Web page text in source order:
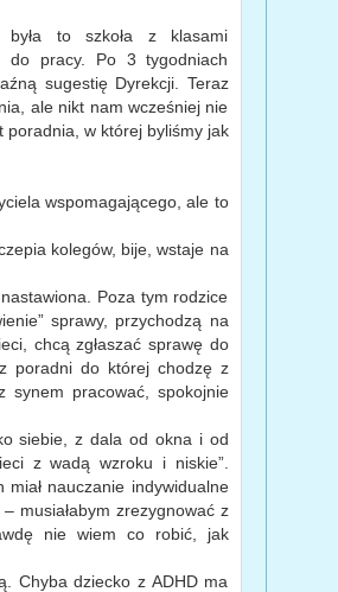
była to szkoła z klasami
do pracy. Po 3 tygodniach
sugestię Dyrekcji. Teraz
ale nikt nam wcześniej nie
poradnia, w której byliśmy jak
wspomagającego, ale to
kolegów, bije, wstaje na
Poza tym rodzice
sprawy, przychodzą na
chcą zgłaszać sprawę do
poradni do której chodzę z
pracować, spokojnie
siebie, z dala od okna i od
z wadą wzroku i niskie”.
nauczanie indywidualne
musiałabym zrezygnować z
nie wiem co robić, jak
Chyba dziecko z ADHD ma